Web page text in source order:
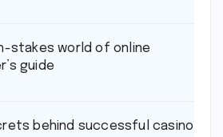
stakes world of online
guide
behind successful casino